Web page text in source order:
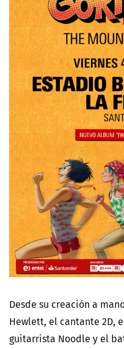
Desde su creación a
Hewlett, el cantante 2D,
guitarrista Noodle y el